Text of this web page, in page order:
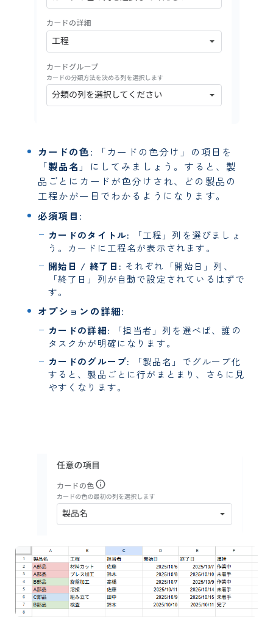
カードの色: 「カードの色分け」の項目を
「製品名 」にしてみましょう。すると、製
品ごとにカードが色分けされ、どの製品の
工程かが一目でわかるようになります。
必須項目:
カードのタイトル: 「工程」列を選びましょ
う。カードに工程名が表示されます。
開始日 / 終了日: それぞれ「開始日」列、
「終了日」列が自動で設定されているはずで
す。
オプションの詳細:
カードの詳細: 「担当者」列を選べば、誰の
タスクかが明確になります。
カードのグループ: 「製品名」でグループ化
すると、製品ごとに行がまとまり、さらに見
やすくなります。